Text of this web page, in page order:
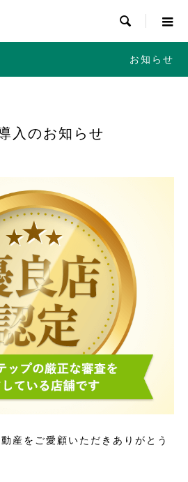

お知らせ
入のお知らせ
産をご愛顧いただきありがとう